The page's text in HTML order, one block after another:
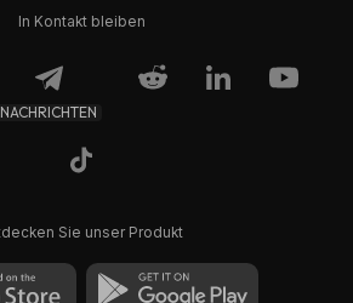
In Kontakt bleiben
NACHRICHTEN
Sie unser Produkt